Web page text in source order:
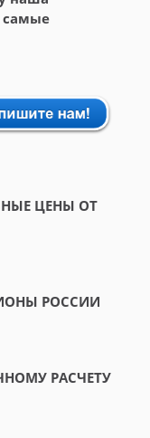
самые
ЦЕНЫ ОТ
РОССИИ
РАСЧЕТУ